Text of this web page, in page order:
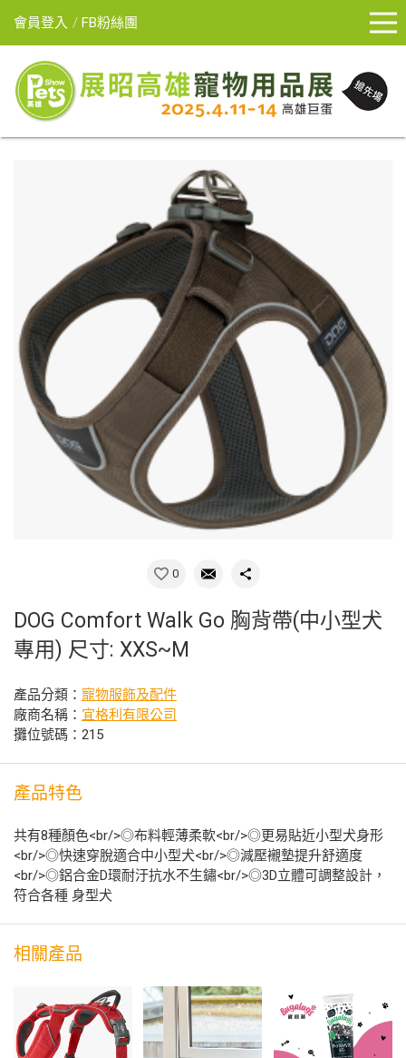
會員登入 FB粉絲團
0
DOG Comfort Walk Go 胸背帶(中小型犬
專用) 尺寸: XXS~M
產品分類： 寵物服飾及配件
廠商名稱： 宜格利有限公司
攤位號碼：215
產品特色
共有8種顏色<br/>◎布料輕薄柔軟<br/>◎更易貼近小型犬身形
<br/>◎快速穿脫適合中小型犬<br/>◎減壓襯墊提升舒適度
<br/>◎鋁合⾦D環耐汙抗水不⽣鏽<br/>◎3D立體可調整設計，
符合各種 身型犬
相關產品